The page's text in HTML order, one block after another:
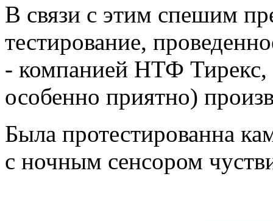
В связи с этим спешим
тестирование,
- компанией НТФ
особенно приятно)
Была протестированна
с ночным сенсором